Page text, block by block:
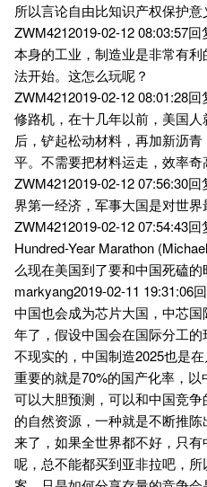
所以言论自由比知识产权保护意
ZWM4212019-02-12 08:03:57
本身的工业，制造业是非常有
法开始。这怎么玩呢？
ZWM4212019-02-12 08:01:28
修路机，在十几年以前，美国
后，铲起松动材料，再加新沥
平。不需要把材料运走，效率奇
ZWM4212019-02-12 07:56:30
界第一经济，军事大国是对世界
ZWM4212019-02-12 07:54:43
Hundred-Year Marathon
么现在美国到了要和中国死磕的
markyang2019-02-11 19:31:06
中国也会成为芯片大国，中芯
年了，假设中国会在国际分工
不现实的，中国制造2025也是
重要的就是70%的国产化率，以
可以大胆预测，可以和中国竞
的自然资源，一种就是不断推
来了，如果全世界都不好，只
呢，总不能都买到亚非拉吧，